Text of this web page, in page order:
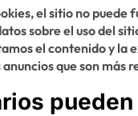
el sitio no
sobre el uso del
el contenido y la
que son más